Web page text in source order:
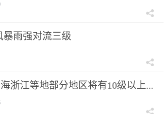
暴雨强对流三级
浙江等地部分地区将有10级以上...